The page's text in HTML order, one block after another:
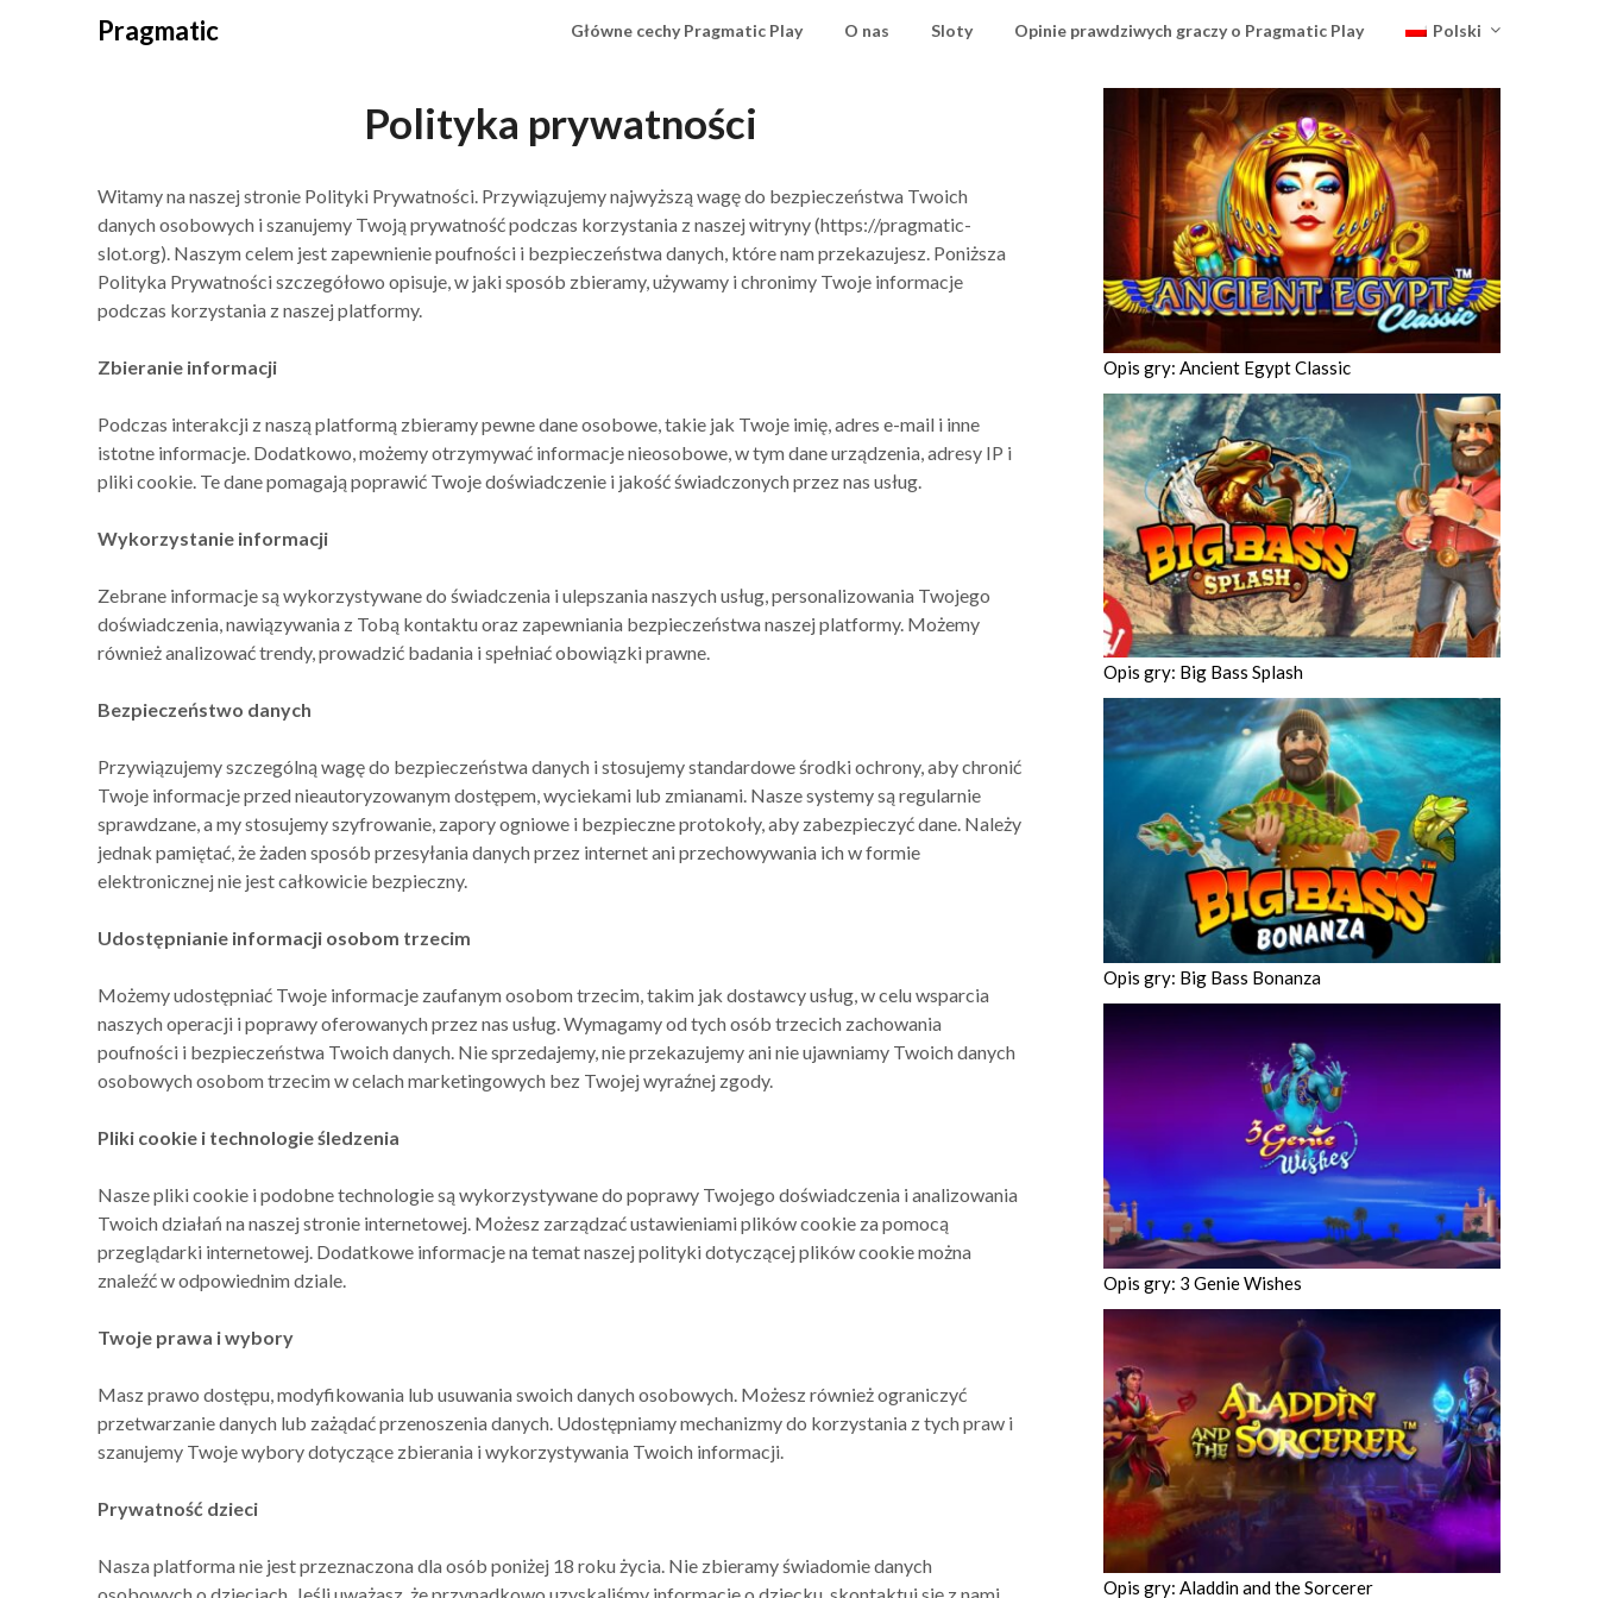
Pragmatic Główne cechy Pragmatic Play O nas Sloty Opinie prawdziwych graczy o Pragmatic Play Polski
Polityka prywatności
Witamy na naszej stronie Polityki Prywatności. Przywiązujemy najwyższą wagę do bezpieczeństwa Twoich
danych osobowych i szanujemy Twoją prywatność podczas korzystania z naszej witryny (https://pragmatic-
slot.org). Naszym celem jest zapewnienie poufności i bezpieczeństwa danych, które nam przekazujesz. Poniższa
Polityka Prywatności szczegółowo opisuje, w jaki sposób zbieramy, używamy i chronimy Twoje informacje
podczas korzystania z naszej platformy.
Zbieranie informacji
Podczas interakcji z naszą platformą zbieramy pewne dane osobowe, takie jak Twoje imię, adres e-mail i inne
istotne informacje. Dodatkowo, możemy otrzymywać informacje nieosobowe, w tym dane urządzenia, adresy IP i
pliki cookie. Te dane pomagają poprawić Twoje doświadczenie i jakość świadczonych przez nas usług.
Wykorzystanie informacji
Zebrane informacje są wykorzystywane do świadczenia i ulepszania naszych usług, personalizowania Twojego
doświadczenia, nawiązywania z Tobą kontaktu oraz zapewniania bezpieczeństwa naszej platformy. Możemy
również analizować trendy, prowadzić badania i spełniać obowiązki prawne.
Bezpieczeństwo danych
Przywiązujemy szczególną wagę do bezpieczeństwa danych i stosujemy standardowe środki ochrony, aby chronić
Twoje informacje przed nieautoryzowanym dostępem, wyciekami lub zmianami. Nasze systemy są regularnie
sprawdzane, a my stosujemy szyfrowanie, zapory ogniowe i bezpieczne protokoły, aby zabezpieczyć dane. Należy
jednak pamiętać, że żaden sposób przesyłania danych przez internet ani przechowywania ich w formie
elektronicznej nie jest całkowicie bezpieczny.
Udostępnianie informacji osobom trzecim
Możemy udostępniać Twoje informacje zaufanym osobom trzecim, takim jak dostawcy usług, w celu wsparcia
naszych operacji i poprawy oferowanych przez nas usług. Wymagamy od tych osób trzecich zachowania
poufności i bezpieczeństwa Twoich danych. Nie sprzedajemy, nie przekazujemy ani nie ujawniamy Twoich danych
osobowych osobom trzecim w celach marketingowych bez Twojej wyraźnej zgody.
Pliki cookie i technologie śledzenia
Nasze pliki cookie i podobne technologie są wykorzystywane do poprawy Twojego doświadczenia i analizowania
Twoich działań na naszej stronie internetowej. Możesz zarządzać ustawieniami plików cookie za pomocą
przeglądarki internetowej. Dodatkowe informacje na temat naszej polityki dotyczącej plików cookie można
znaleźć w odpowiednim dziale.
Twoje prawa i wybory
Masz prawo dostępu, modyfikowania lub usuwania swoich danych osobowych. Możesz również ograniczyć
przetwarzanie danych lub zażądać przenoszenia danych. Udostępniamy mechanizmy do korzystania z tych praw i
szanujemy Twoje wybory dotyczące zbierania i wykorzystywania Twoich informacji.
Prywatność dzieci
Nasza platforma nie jest przeznaczona dla osób poniżej 18 roku życia. Nie zbieramy świadomie danych
Opis gry: Ancient Egypt Classic
Opis gry: Big Bass Splash
Opis gry: Big Bass Bonanza
Opis gry: 3 Genie Wishes
Opis gry: Aladdin and the Sorcerer